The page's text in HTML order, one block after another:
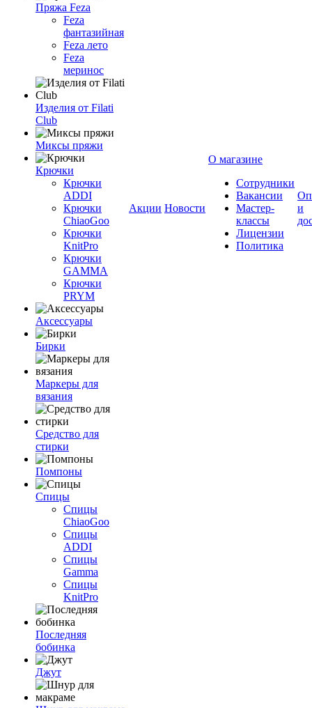
Пряжа Feza
Feza
фантазийная
Feza лето
Feza
меринос
Изделия от Filati
Club
Миксы пряжи
Крючки
Крючки
ADDI
Крючки
ChiaoGoo
Крючки
KnitPro
Крючки
GAMMA
Крючки
PRYM
Аксессуары
Бирки
Маркеры для
вязания
Средство для
стирки
Помпоны
Спицы
Спицы
ChiaoGoo
Спицы
ADDI
Спицы
Gamma
Спицы
KnitPro
Последняя
бобинка
Джут
Акции Новости
О магазине
Сотрудники
Вакансии
Мастер-
классы
Лицензии
Политика
и